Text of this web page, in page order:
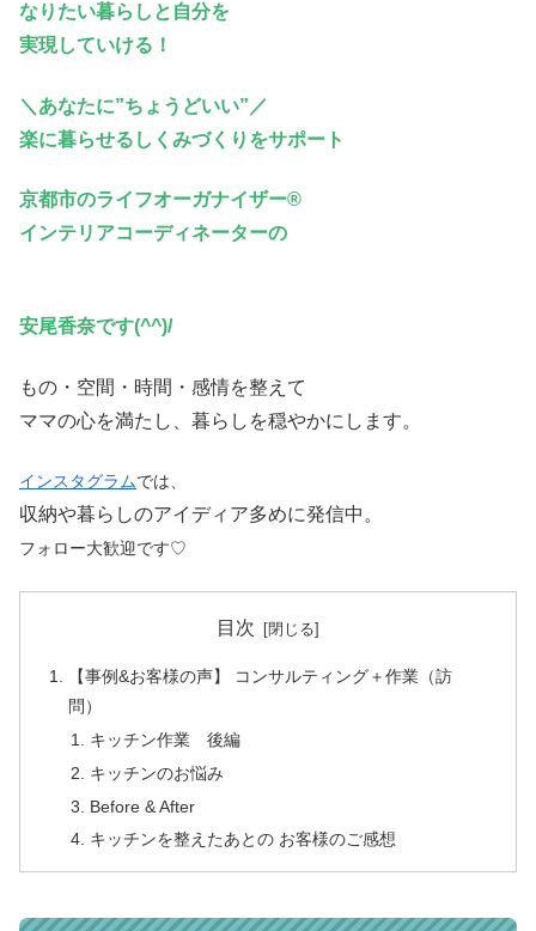
なりたい暮らしと自分を
実現していける！
＼あなたに”ちょうどいい”／
楽に暮らせるしくみづくりをサポート
京都市のライフオーガナイザー®
インテリアコーディネーターの
安尾香奈です(^^)/
もの・空間・時間・感情を整えて
ママの心を満たし、暮らしを穏やかにします。
インスタグラムでは、
収納や暮らしのアイディア多めに発信中。
フォロー大歓迎です♡
目次
【事例&お客様の声】 コンサルティング＋作業（訪
問）
キッチン作業 後編
キッチンのお悩み
Before & After
キッチンを整えたあとの お客様のご感想